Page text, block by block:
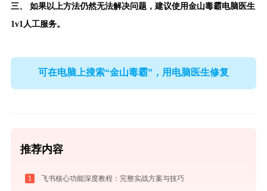
三、 如果以上方法仍然无法解决问题，建议使用金山毒霸电脑医生
1v1人工服务。
可在电脑上搜索“金山毒霸”，用电脑医生修复
推荐内容
1 飞书核心功能深度教程：完整实战方案与技巧